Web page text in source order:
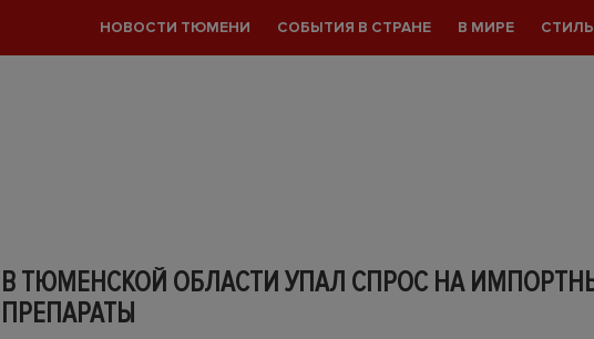
НОВОСТИ ТЮМЕНИ СОБЫТИЯ В СТРАНЕ В МИРЕ
В ТЮМЕНСКОЙ ОБЛАСТИ УПАЛ СПРОС НА
ПРЕПАРАТЫ